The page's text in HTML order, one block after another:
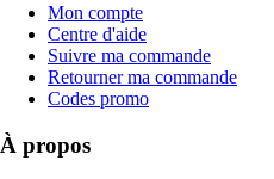
Mon compte
Centre d'aide
Suivre ma commande
Retourner ma commande
Codes promo
À propos